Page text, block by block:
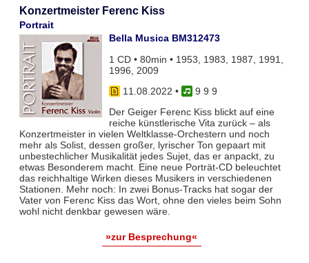
Konzertmeister Ferenc Kiss
Portrait
Bella Musica BM312473
1 CD • 80min • 1953, 1983, 1987, 1991,
1996, 2009
11.08.2022 •
9 9 9
Der Geiger Ferenc Kiss blickt auf eine
reiche künstlerische Vita zurück – als
Konzertmeister in vielen Weltklasse-Orchestern und noch
mehr als Solist, dessen großer, lyrischer Ton gepaart mit
unbestechlicher Musikalität jedes Sujet, das er anpackt, zu
etwas Besonderem macht. Eine neue Porträt-CD beleuchtet
das reichhaltige Wirken dieses Musikers in verschiedenen
Stationen. Mehr noch: In zwei Bonus-Tracks hat sogar der
Vater von Ferenc Kiss das Wort, ohne den vieles beim Sohn
wohl nicht denkbar gewesen wäre.
»zur Besprechung«